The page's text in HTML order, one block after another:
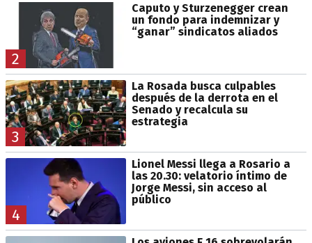
2
Caputo y Sturzenegger crean
un fondo para indemnizar y
“ganar” sindicatos aliados
3
La Rosada busca culpables
después de la derrota en el
Senado y recalcula su
estrategia
4
Lionel Messi llega a Rosario a
las 20.30: velatorio íntimo de
Jorge Messi, sin acceso al
público